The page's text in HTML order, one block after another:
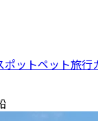
ポットペット旅行